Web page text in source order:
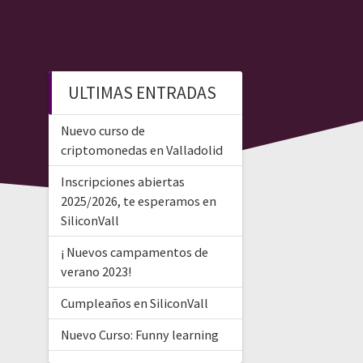
ULTIMAS ENTRADAS
Nuevo curso de
criptomonedas en Valladolid
Inscripciones abiertas
2025/2026, te esperamos en
SiliconVall
¡ Nuevos campamentos de
verano 2023!
Cumpleaños en SiliconVall
Nuevo Curso: Funny learning